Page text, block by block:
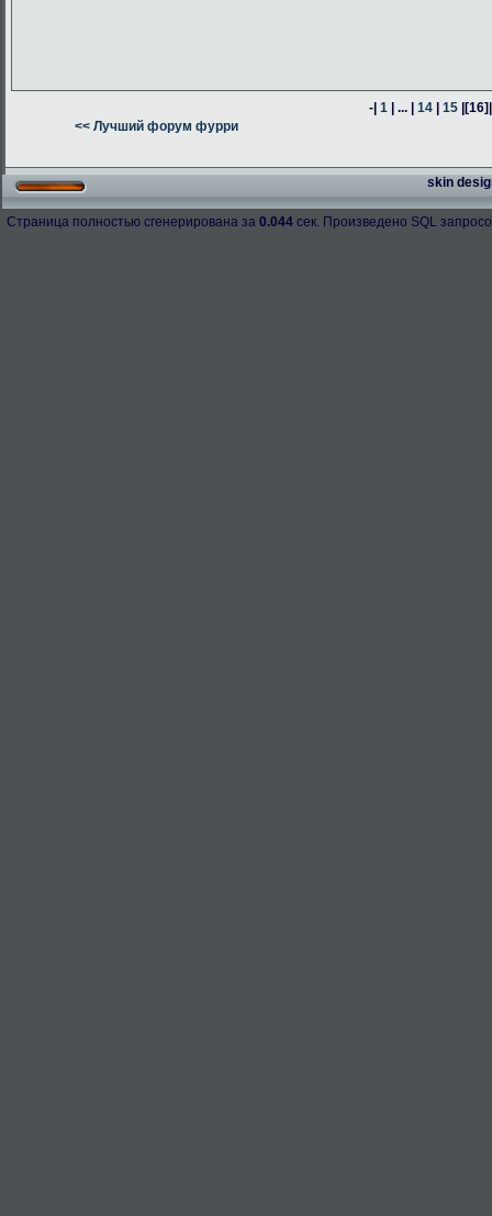
-| 1 | ... | 14 | 15 |[16]
<< Лучший форум фурри
skin
Страница полностью сгенерирована за 0.044 сек. Произведено SQL